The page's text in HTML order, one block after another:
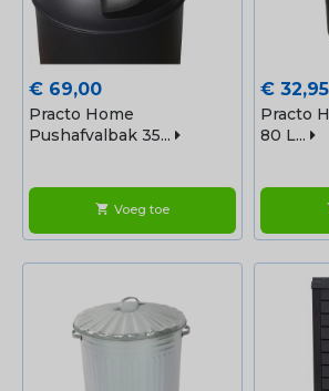
Prijs
€ 69,00
Practo Home
Pushafvalbak 35...
shopping_cart Voeg toe
Prijs
€ 32,95
Practo
80 L...